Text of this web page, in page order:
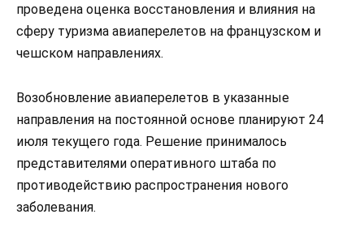
проведена оценка восстановления и влияния на
сферу туризма авиаперелетов на французском и
чешском направлениях.
Возобновление авиаперелетов в указанные
направления на постоянной основе планируют 24
июля текущего года. Решение принималось
представителями оперативного штаба по
противодействию распространения нового
заболевания.